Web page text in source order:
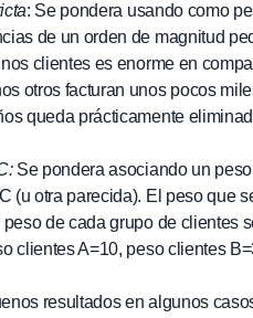
: Se pondera usando como
de un orden de magnitud
clientes es enorme en
otros facturan unos pocos
queda prácticamente
Se pondera asociando un
(u otra parecida). El peso que
de cada grupo de clientes
clientes A=10, peso clientes
resultados en algunos